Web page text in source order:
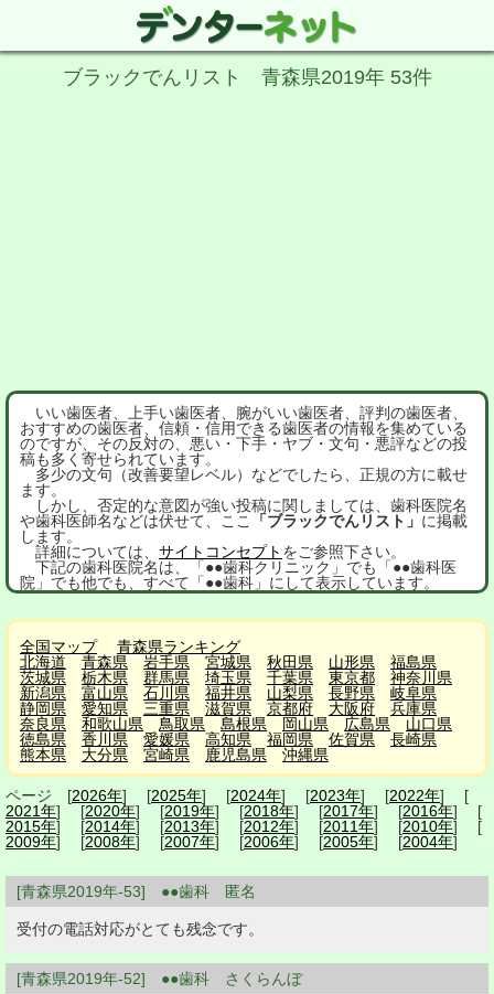
ブラックでんリスト 青森県2019年 53件
いい歯医者、上手い歯医者、腕がいい歯医者、評判の歯医者、
おすすめの歯医者、信頼・信用できる歯医者の情報を集めている
のですが、その反対の、悪い・下手・ヤブ・文句・悪評などの投
稿も多く寄せられています。
多少の文句（改善要望レベル）などでしたら、正規の方に載せ
ます。
しかし、否定的な意図が強い投稿に関しましては、歯科医院名
や歯科医師名などは伏せて、ここ
「ブラックでんリスト」 に掲載
します。
詳細については、 サイトコンセプト をご参照下さい。
下記の歯科医院名は、「●●歯科クリニック」でも「●●歯科医
院」でも他でも、すべて「●●歯科」にして表示しています。
全国マップ
青森県ランキング
北海道
青森県 岩手県 宮城県 秋田県 山形県
福島県
茨城県
栃木県 群馬県 埼玉県 千葉県 東京都
神奈川県
新潟県
富山県 石川県 福井県 山梨県 長野県
岐阜県
静岡県
愛知県 三重県 滋賀県 京都府 大阪府
兵庫県
奈良県
和歌山県 鳥取県 島根県 岡山県 広島県
山口県
徳島県
香川県 愛媛県 高知県 福岡県 佐賀県
長崎県
熊本県
大分県 宮崎県 鹿児島県 沖縄県
ページ [2026年] [2025年] [2024年] [2023年] [2022年] [
2021年] [2020年] [2019年] [2018年] [2017年] [2016年] [
2015年] [2014年] [2013年] [2012年] [2011年] [2010年] [
2009年] [2008年] [2007年] [2006年] [2005年] [2004年]
[青森県2019年-53] ●●歯科 匿名
受付の電話対応がとても残念です。
[青森県2019年-52] ●●歯科 さくらんぼ